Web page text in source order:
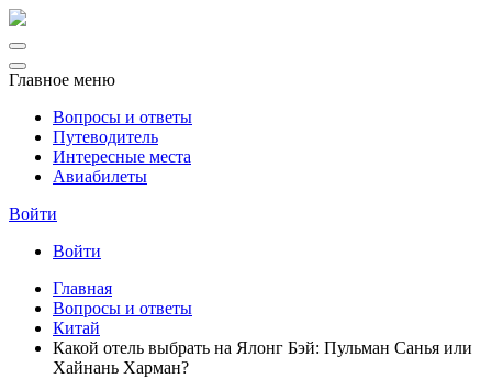
Главное меню
Вопросы и ответы
Путеводитель
Интересные места
Авиабилеты
Войти
Войти
Главная
Вопросы и ответы
Китай
Какой отель выбрать на Ялонг Бэй: Пульман Санья или
Хайнань Харман?